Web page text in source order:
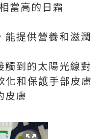
當高的日霜
能提供營養和滋潤
觸到的太陽光線對
化和保護手部皮膚
皮膚